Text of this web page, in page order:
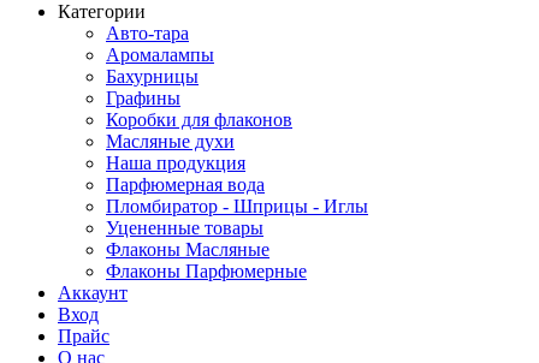
Категории
Авто-тара
Аромалампы
Бахурницы
Графины
Коробки для флаконов
Масляные духи
Наша продукция
Парфюмерная вода
Пломбиратор - Шприцы - Иглы
Уцененные товары
Флаконы Масляные
Флаконы Парфюмерные
Аккаунт
Вход
Прайс
О нас